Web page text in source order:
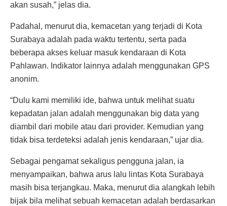
akan susah,” jelas dia.
Padahal, menurut dia, kemacetan yang terjadi di Kota
Surabaya adalah pada waktu tertentu, serta pada
beberapa akses keluar masuk kendaraan di Kota
Pahlawan. Indikator lainnya adalah menggunakan GPS
anonim.
“Dulu kami memiliki ide, bahwa untuk melihat suatu
kepadatan jalan adalah menggunakan big data yang
diambil dari mobile atau dari provider. Kemudian yang
tidak bisa terdeteksi adalah jenis kendaraan,” ujar dia.
Sebagai pengamat sekaligus pengguna jalan, ia
menyampaikan, bahwa arus lalu lintas Kota Surabaya
masih bisa terjangkau. Maka, menurut dia alangkah lebih
bijak bila melihat sebuah kemacetan adalah berdasarkan